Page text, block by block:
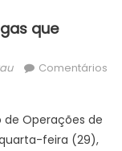
que
Comentários
de Operações de
feira (29),